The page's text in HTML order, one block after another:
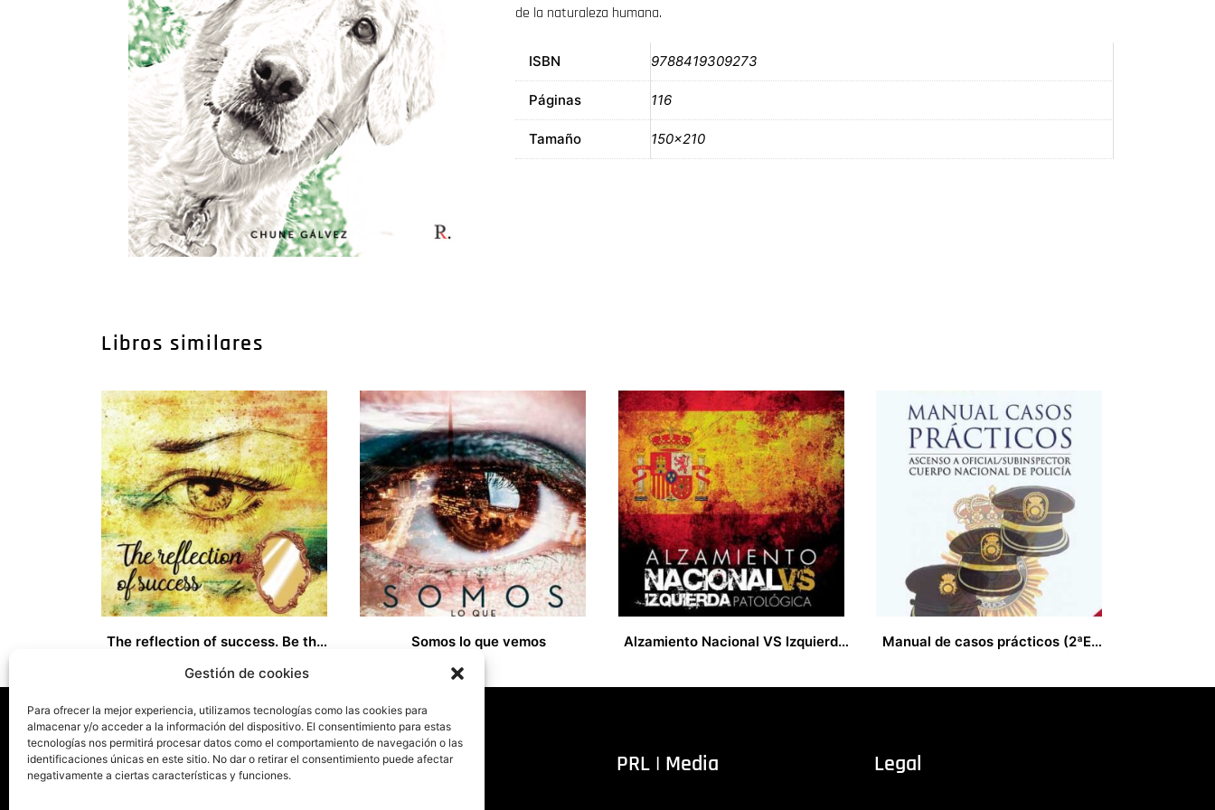
Gestión de cookies
Para ofrecer la mejor experiencia, utilizamos tecnologías como las cookies para
almacenar y/o acceder a la información del dispositivo. El consentimiento para estas
tecnologías nos permitirá procesar datos como el comportamiento de navegación o las
identificaciones únicas en este sitio. No dar o retirar el consentimiento puede afectar
negativamente a ciertas características y funciones.
de la naturaleza humana.
ISBN 9788419309273
Páginas 116
Tamaño 150×210
Libros similares
The reflection of success. Be the best you can be! Somos lo que vemos Alzamiento Nacional VS Izquierda Patológica Manual de casos prácticos (2ªEdición)
La editorial PRL | Media Legal